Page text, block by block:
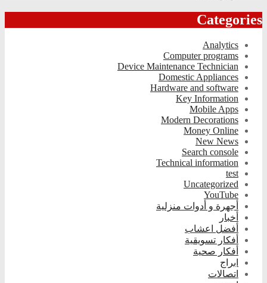
Categories
Analytics
Computer programs
Device Maintenance Technician
Domestic Appliances
Hardware and software
Key Information
Mobile Apps
Modern Decorations
Money Online
New News
Search console
Technical information
test
Uncategorized
YouTube
أجهرة و أدوات منزلية
أخبار
أفضل اعشاب
أفكار تسويقية
أفكار صحية
ابراج
اتصالات